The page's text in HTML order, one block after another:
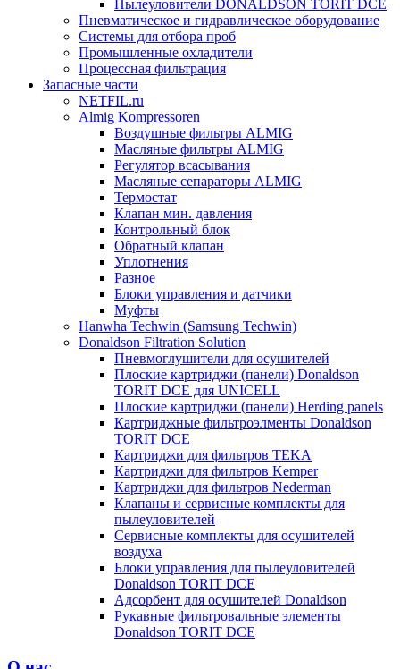
Пылеуловители DONALDSON TORIT DCE
Пневматическое и гидравлическое оборудование
Системы для отбора проб
Промышленные охладители
Процессная фильтрация
Запасные части
NETFIL.ru
Almig Kompressoren
Воздушные фильтры ALMIG
Масляные фильтры ALMIG
Регулятор всасывания
Масляные сепараторы ALMIG
Термостат
Клапан мин. давления
Контрольный блок
Обратный клапан
Уплотнения
Разное
Блоки управления и датчики
Муфты
Hanwha Techwin (Samsung Techwin)
Donaldson Filtration Solution
Пневмоглушители для осушителей
Плоские картриджи (панели) Donaldson
TORIT DCE для UNICELL
Плоские картриджи (панели) Herding panels
Картриджные фильтроэлменты Donaldson
TORIT DCE
Картриджи для фильтров TEKA
Картриджи для фильтров Kemper
Картриджи для фильтров Nederman
Клапаны и сервисные комплекты для
пылеуловителей
Сервисные комплекты для осушителей
воздуха
Блоки управления для пылеуловителей
Donaldson TORIT DCE
Адсорбент для осушителей Donaldson
Рукавные фильтровальные элементы
Donaldson TORIT DCE